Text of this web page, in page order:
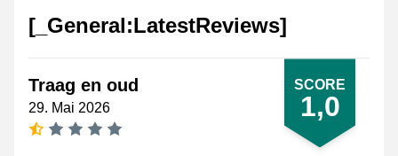
[_General:LatestReviews]
SCORE
1,0
Traag en oud
29. Mai 2026
[_General:NumberOfStarsSingularFormat]